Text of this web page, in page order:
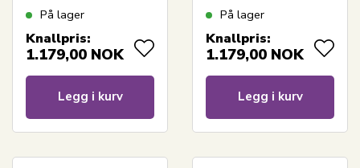
høyden -
til topmadrass -
På lager
Knallpris:
1.179,00 NOK
Legg i kurv
høyden - Hvitt laken
Borås Cotton Cloud
På lager
Knallpris:
1.179,00 NOK
Legg i kurv